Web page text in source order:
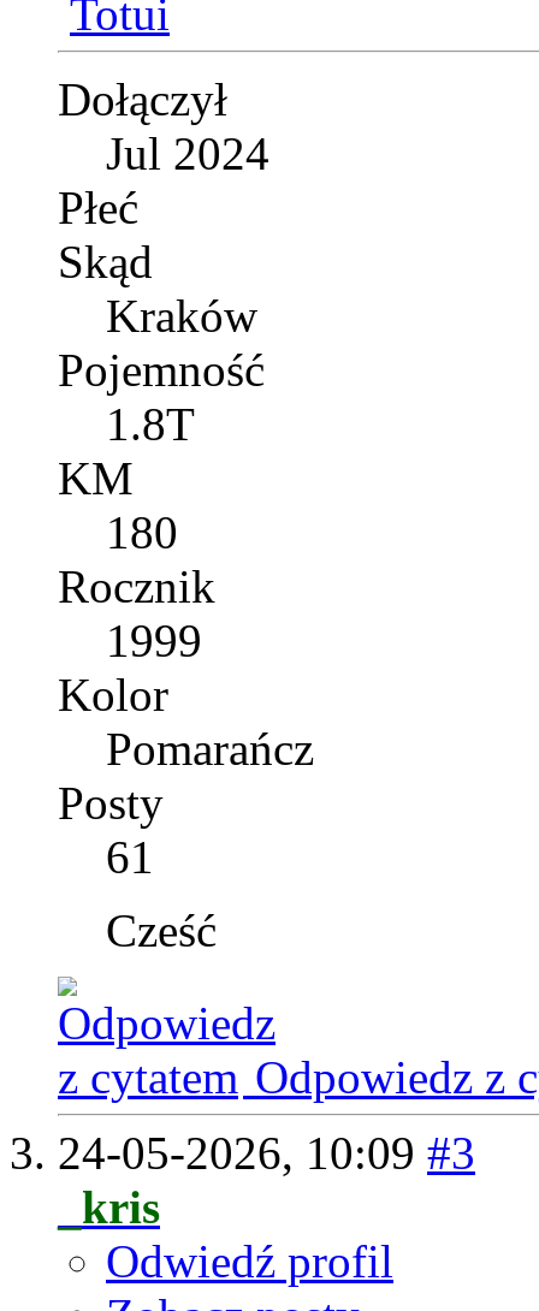
Dołączył
Jul 2024
Płeć
Skąd
Kraków
Pojemność
1.8T
KM
180
Rocznik
1999
Kolor
Pomarańcz
Posty
61
Cześć
Odpowiedz z
24-05-2026, 10:09 #3
_kris
Odwiedź profil